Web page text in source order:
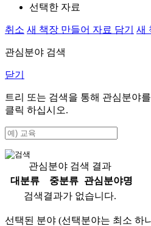
선택한 자료
취소 새 책장 만들어 자료 담기 새
관심분야 검색
닫기
트리 또는 검색을 통해 관심분야
클릭 하십시오.
관심분야 검색 결과
대분류
중분류
관심분야명
검색결과가 없습니다.
선택된 분야 (선택분야는 최소 하